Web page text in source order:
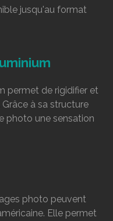
jusqu'au format
permet de rigidifier et
à sa structure
photo une sensation
photo peuvent
Elle permet